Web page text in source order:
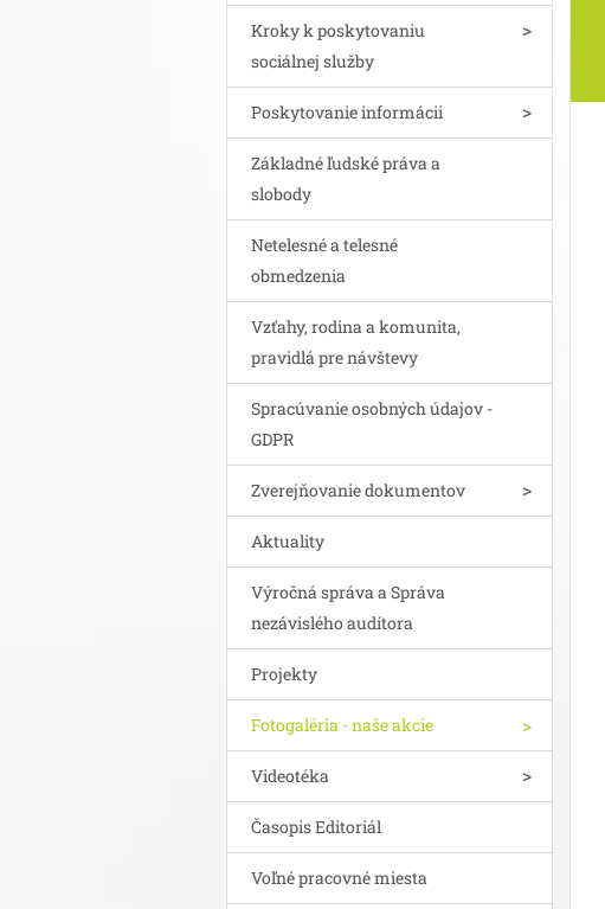
Kroky k poskytovaniu
sociálnej služby
Poskytovanie informácii
Základné ľudské práva a
slobody
Netelesné a telesné
obmedzenia
Vzťahy, rodina a komunita,
pravidlá pre návštevy
Spracúvanie osobných údajov -
GDPR
Zverejňovanie dokumentov
Aktuality
Výročná správa a Správa
nezávislého audítora
Projekty
Fotogaléria - naše akcie
Videotéka
Časopis Editoriál
Voľné pracovné miesta